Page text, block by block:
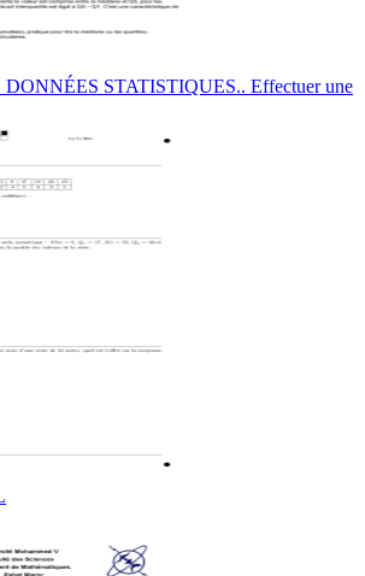
STATISTIQUES.. Effectuer une